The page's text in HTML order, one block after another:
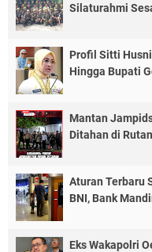
Silaturahmi
Profil Sitti
Hingga Bupati
Mantan
Ditahan di
Aturan Terbaru
BNI, Bank
Eks Wakapolri